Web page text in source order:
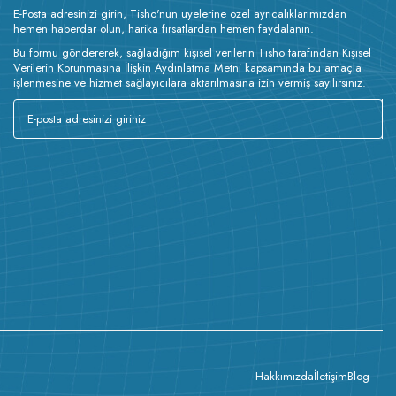
E-Posta adresinizi girin, Tisho'nun üyelerine özel ayrıcalıklarımızdan
hemen haberdar olun, harika fırsatlardan hemen faydalanın.
Bu formu göndererek, sağladığım kişisel verilerin Tisho tarafından Kişisel
Verilerin Korunmasına İlişkin Aydınlatma Metni kapsamında bu amaçla
işlenmesine ve hizmet sağlayıcılara aktarılmasına izin vermiş sayılırsınız.
HakkımızdaİletişimBlog